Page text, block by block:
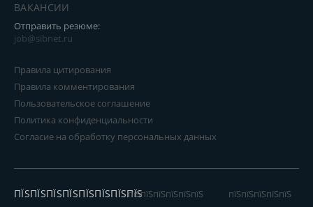
ВАКАНСИИ
Отправить резюме:
job@sibnet.ru
Правила цитирования
Правила комментирования
Пользовательское соглашение
Политика конфиденциальности
Согласие на обработку персональных данных
ПЇЅПЇЅПЇЅПЇЅПЇЅПЇЅПЇЅПЇЅпїЅпїЅпїЅпїЅпїЅпїЅ
пїЅпїЅпїЅпїЅпїЅ